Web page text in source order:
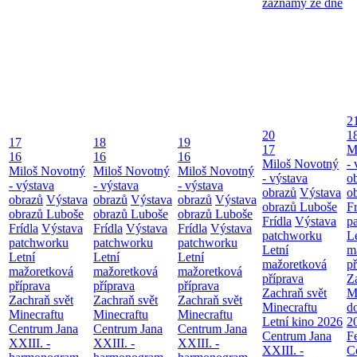
17
16
Miloš Novotný
- výstava
obrazů Výstava
obrazů Luboše
Frídla Výstava
patchworku
Letní
mažoretková
příprava
Zachraň svět
Minecraftu
Centrum Jana
XXIII. -
18
16
Miloš Novotný
- výstava
obrazů Výstava
obrazů Luboše
Frídla Výstava
patchworku
Letní
mažoretková
příprava
Zachraň svět
Minecraftu
Centrum Jana
XXIII. -
19
16
Miloš Novotný
- výstava
obrazů Výstava
obrazů Luboše
Frídla Výstava
patchworku
Letní
mažoretková
příprava
Zachraň svět
Minecraftu
Centrum Jana
XXIII. -
20
17
Miloš Novotný
- výstava
obrazů Výstava
obrazů Luboše
Frídla Výstava
patchworku
Letní
mažoretková
příprava
Zachraň svět
Minecraftu
Letní kino 2026
Centrum Jana
XXIII. -
-